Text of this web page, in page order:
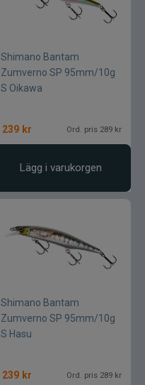
Shimano Bantam
Zumverno SP 95mm/10g
S Oikawa
239 kr Ord. pris 289 kr
Lägg i varukorgen
Shimano Bantam
Zumverno SP 95mm/10g
S Hasu
239 kr Ord. pris 289 kr